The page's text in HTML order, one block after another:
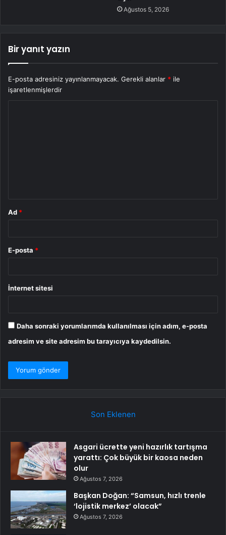
Ağustos 5, 2026
Bir yanıt yazın
E-posta adresiniz yayınlanmayacak. Gerekli alanlar * ile
işaretlenmişlerdir
Ad *
E-posta *
İnternet sitesi
Daha sonraki yorumlarımda kullanılması için adım, e-posta
adresim ve site adresim bu tarayıcıya kaydedilsin.
Son Eklenen
Asgari ücrette yeni hazırlık tartışma
yarattı: Çok büyük bir kaosa neden
olur
Ağustos 7, 2026
Başkan Doğan: “Samsun, hızlı trenle
‘lojistik merkez’ olacak”
Ağustos 7, 2026